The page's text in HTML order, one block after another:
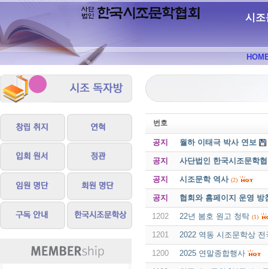
시조
번호
공지 월하 이태극 박사 연보
공지 사단법인 한국시조문학
공지 시조문학 역사 (2)
공지 협회와 홈페이지 운영 방
1202 22년 봄호 원고 청탁 (1)
1201 2022 역동 시조문학상 전
1200 2025 연말종합행사